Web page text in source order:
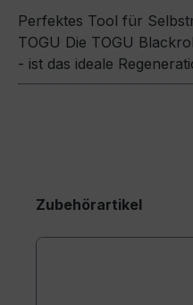
Perfektes Tool für
TOGU Die TOGU
- ist das ideale
Zubehörartikel